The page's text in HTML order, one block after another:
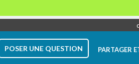
POSER UNE QUESTION PARTAGER